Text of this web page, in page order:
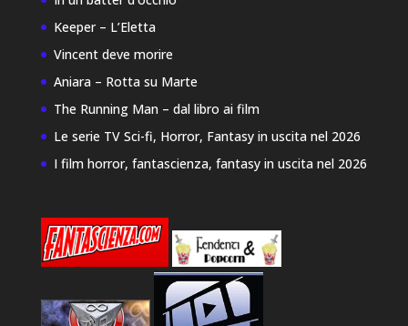
Keeper – L’Eletta
Vincent deve morire
Aniara – Rotta su Marte
The Running Man – dal libro ai film
Le serie TV Sci-fi, Horror, Fantasy in uscita nel 2026
I film horror, fantascienza, fantasy in uscita nel 2026